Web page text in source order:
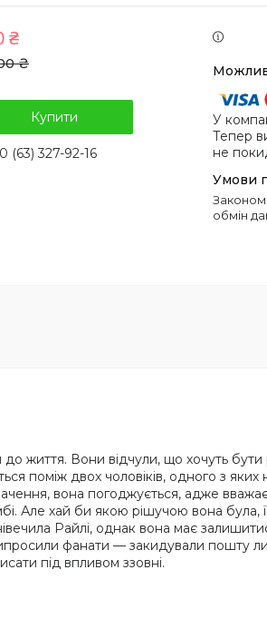
₴
₴
Купити
(63) 327-92-16
У
Тепер
не
Законом не передбачено повернення та
обмін
до життя. Вони відчули, що хочуть
поміж двох чоловіків, одного з
вона погоджується, адже
Але хай би якою рішучою вона була,
Райлі, однак вона має
фанати — закидували пошту
під впливом ззовні.